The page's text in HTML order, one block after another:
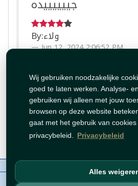
Wij gebruiken noodzakelijke
goed te laten werken. Analyse-
gebruiken wij alleen met jouw
browsen op deze website
gaat met het gebruik van
privacybeleid. Privacybeleid
Alles
جييييييده
By:ولاء
Jun 12, 2024 2:06:52 PM
طعم جيد
By:دانيه
Jun 4, 2024 2:03:00 PM
Over ons
auteursrechten©Tawfeer